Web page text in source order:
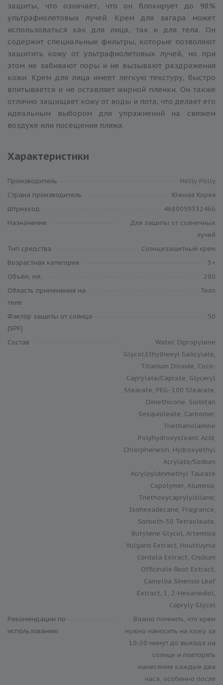
защиты, что означает, что он блокирует до 98%
ультрафиолетовых лучей. Крем для загара может
использоваться как для лица, так и для тела. Он
содержит специальные фильтры, которые позволяют
защитить кожу от ультрафиолетовых лучей, но при
этом не забивают поры и не вызывают раздражения
кожи. Крем для лица имеет легкую текстуру, быстро
впитывается и не оставляет жирной пленки. Он также
отлично защищает кожу от воды и пота, что делает его
идеальным выбором для упражнений на свежем
воздухе или посещения пляжа.
Характеристики
Производитель
Holly Polly
Cтрана производитель
Южная Корея
Штрихкод
4680059332466
Назначение
Для защиты от солнечных
лучей
Тип средства
Солнцезащитный крем
Возрастная категория
3+
Объём, мл.
200
Область применения на
теле
Тело
Фактор защиты от солнца
(SPF)
50
Состав
Water, Dipropylene
Glycol,Ethylhexyl Salicylate,
Titanium Dioxide, Coco-
Caprylate/Caprate, Glyceryl
Stearate, PEG- 100 Stearate,
Dimethicone, Sorbitan
Sesquioleate, Carbomer,
Triethanolamine
Polyhydroxystearic Acid,
Chlorphenesin, Hydroxyethyl
Acrylate/Sodium
Acryloyldinmethyl Taurate
Copolymer, Aluminia,
Triethoxycaprylylsilane,
Isohexadecane, Fragrance,
Sorbeth-30 Tetraoleate,
Butylene Glycol, Artemisia
Vulgaris Extract, Houttuynia
Cordata Extract, Cnidium
Officinale Root Extract,
Camellia Sinensis Leaf
Extract, 1, 2-Hexanediol,
Capryly Glycol
Рекомендации по
использованию
Важно помнить, что крем
нужно наносить на кожу за
10-20 минут до выхода на
солнце и повторять
нанесение каждые два
часа, особенно после